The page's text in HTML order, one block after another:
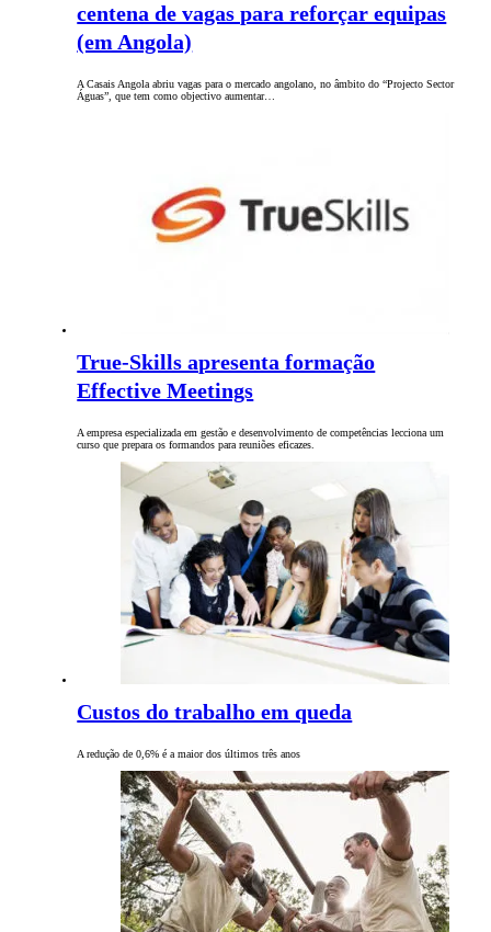
centena de vagas para reforçar equipas
(em Angola)
A Casais Angola abriu vagas para o mercado angolano, no âmbito do “Projecto Sector
Águas”, que tem como objectivo aumentar…
True-Skills apresenta formação
Effective Meetings
A empresa especializada em gestão e desenvolvimento de competências lecciona um
curso que prepara os formandos para reuniões eficazes.
Custos do trabalho em queda
A redução de 0,6% é a maior dos últimos três anos